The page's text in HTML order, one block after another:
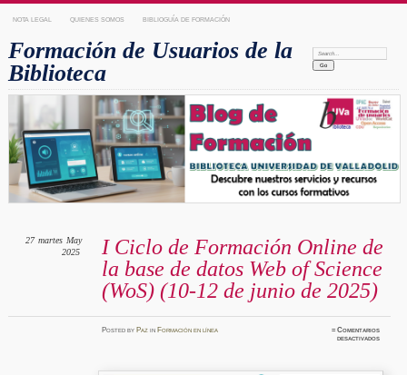
NOTA LEGAL QUIENES SOMOS BIBLIOGUÍA DE FORMACIÓN
Formación de Usuarios de la
Biblioteca
Search:
I Ciclo de Formación Online de
la base de datos Web of Science
(WoS) (10-12 de junio de 2025)
27 martes May
2025
PostedbyPaz inFormación en línea ≈Comentarios
desactivadosen
Online